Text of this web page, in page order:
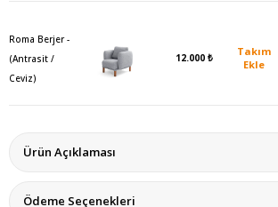
Roma Berjer -
(Antrasit /
Ceviz)
12.000 ₺
Takım
Ekle
Ürün Açıklaması
Ödeme Seçenekleri